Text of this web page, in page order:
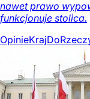
nawet prawo
funkcjonuje stolica.
OpinieKraj